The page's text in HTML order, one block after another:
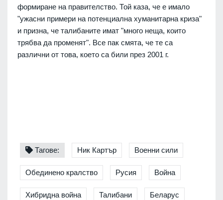
формиране на правителство. Той каза, че е имало
"ужасни примери на потенциална хуманитарна криза"
и призна, че талибаните имат "много неща, които
трябва да променят". Все пак смята, че те са
различни от това, което са били през 2001 г.
Тагове: Ник Картър Военни сили
Обединено кралство Русия Война
Хибридна война Талибани Беларус